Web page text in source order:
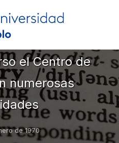
el Centro de
numerosas
de 1970